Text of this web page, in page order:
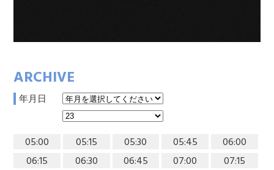
ARCHIVE
年月日
05:00 05:15 05:30 05:45
06:00
06:15
06:30 06:45 07:00
07:15